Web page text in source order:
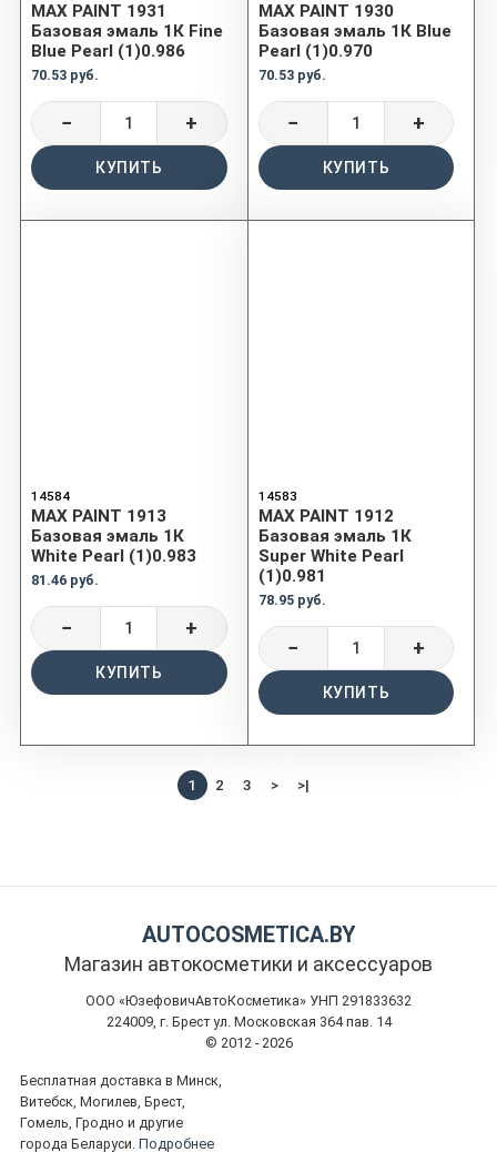
MAX PAINT 1931
Базовая эмаль 1К Fine
Blue Pearl (1)0.986
70.53 руб.
− +
КУПИТЬ
MAX PAINT 1930
Базовая эмаль 1К Blue
Pearl (1)0.970
70.53 руб.
− +
КУПИТЬ
14584
MAX PAINT 1913
Базовая эмаль 1К
White Pearl (1)0.983
81.46 руб.
− +
КУПИТЬ
14583
MAX PAINT 1912
Базовая эмаль 1К
Super White Pearl
(1)0.981
78.95 руб.
− +
КУПИТЬ
1 2 3 > >|
AUTOCOSMETICA.BY
Магазин автокосметики и аксессуаров
ООО «ЮзефовичАвтоКосметика» УНП 291833632
224009, г. Брест ул. Московская 364 пав. 14
© 2012 - 2026
Бесплатная доставка в Минск,
Витебск, Могилев, Брест,
Гомель, Гродно и другие
города Беларуси. Подробнее